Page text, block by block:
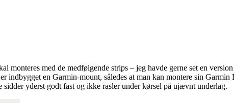
monteres med de medfølgende strips – jeg havde gerne set en
indbygget en Garmin-mount, således at man kan montere sin
yderst godt fast og ikke rasler under kørsel på ujævnt underlag.